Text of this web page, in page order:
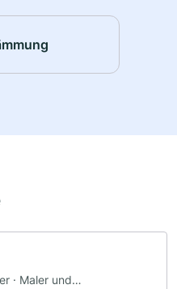
· Maler und